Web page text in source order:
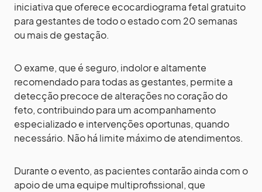
iniciativa que oferece ecocardiograma fetal gratuito
para gestantes de todo o estado com 20 semanas
ou mais de gestação.
O exame, que é seguro, indolor e altamente
recomendado para todas as gestantes, permite a
detecção precoce de alterações no coração do
feto, contribuindo para um acompanhamento
especializado e intervenções oportunas, quando
necessário. Não há limite máximo de atendimentos.
Durante o evento, as pacientes contarão ainda com o
apoio de uma equipe multiprofissional, que